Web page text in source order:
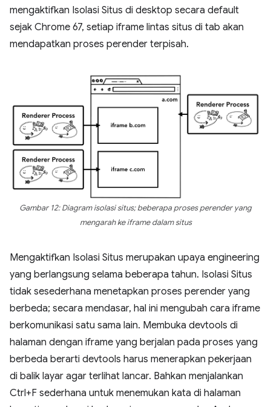
mengaktifkan Isolasi Situs di desktop secara default
sejak Chrome 67, setiap iframe lintas situs di tab akan
mendapatkan proses perender terpisah.
Gambar 12: Diagram isolasi situs; beberapa proses perender yang
mengarah ke iframe dalam situs
Mengaktifkan Isolasi Situs merupakan upaya engineering
yang berlangsung selama beberapa tahun. Isolasi Situs
tidak sesederhana menetapkan proses perender yang
berbeda; secara mendasar, hal ini mengubah cara iframe
berkomunikasi satu sama lain. Membuka devtools di
halaman dengan iframe yang berjalan pada proses yang
berbeda berarti devtools harus menerapkan pekerjaan
di balik layar agar terlihat lancar. Bahkan menjalankan
Ctrl+F sederhana untuk menemukan kata di halaman